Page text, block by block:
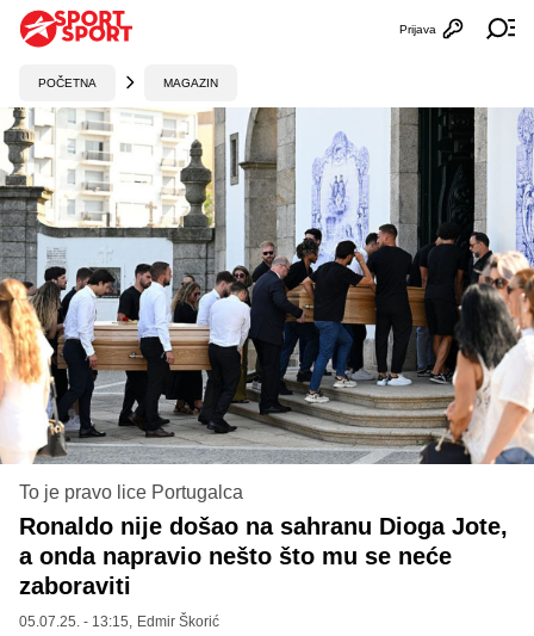
Otvori
Prijava
POČETNA MAGAZIN
To je pravo lice Portugalca
Ronaldo nije došao na sahranu Dioga Jote,
a onda napravio nešto što mu se neće
zaboraviti
05.07.25. - 13:15, Edmir Škorić